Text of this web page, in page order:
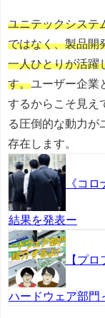
ユニテックシステ
ではなく、製品開
一人ひとりが活躍
す。ユーザー企業
するからこそ見え
る圧倒的な動力が
存在します。
《コ
結果を発表ー
【プ
ハードウェア部門